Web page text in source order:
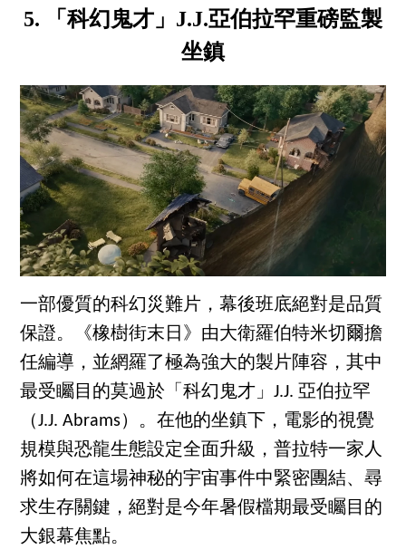
5. 「科幻鬼才」J.J.亞伯拉罕重磅監製
坐鎮
一部優質的科幻災難片，幕後班底絕對是品質
保證。《橡樹街末日》由大衛羅伯特米切爾擔
任編導，並網羅了極為強大的製片陣容，其中
最受矚目的莫過於「科幻鬼才」J.J. 亞伯拉罕
（J.J. Abrams）。在他的坐鎮下，電影的視覺
規模與恐龍生態設定全面升級，普拉特一家人
將如何在這場神秘的宇宙事件中緊密團結、尋
求生存關鍵，絕對是今年暑假檔期最受矚目的
大銀幕焦點。